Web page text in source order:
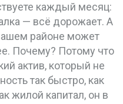
каждый месяц:
— всё дорожает. А
районе может
Почему? Потому что
актив, который не
так быстро, как
жилой капитал, он в